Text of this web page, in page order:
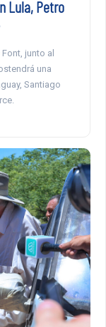
Lula, Petro
junto al
una
Santiago